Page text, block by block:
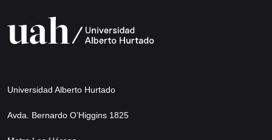
Universidad Alberto Hurtado
Avda. Bernardo O’Higgins 1825